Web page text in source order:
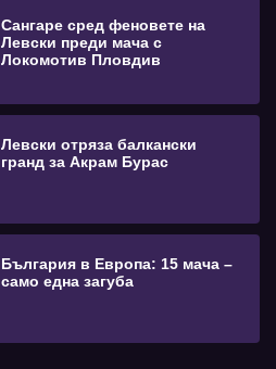
Сангаре сред феновете на
Левски преди мача с
Локомотив Пловдив
Левски отряза балкански
гранд за Акрам Бурас
България в Европа: 15 мача –
само една загуба